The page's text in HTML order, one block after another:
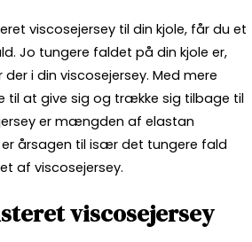
viscosejersey til din kjole, får du et
Jo tungere faldet på din kjole er,
i din viscosejersey. Med mere
til at give sig og trække sig tilbage til
er mængden af elastan
er årsagen til især det tungere fald
af viscosejersey.
viscosejersey